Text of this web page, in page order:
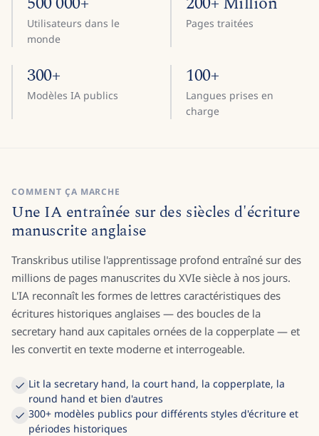
Utilisateurs dans le
monde
Pages traitées
300+
Modèles IA publics
100+
Langues prises en
charge
COMMENT ÇA MARCHE
Une IA entraînée sur des siècles d'écriture
manuscrite anglaise
Transkribus utilise l'apprentissage profond entraîné sur des
millions de pages manuscrites du XVIe siècle à nos jours.
L'IA reconnaît les formes de lettres caractéristiques des
écritures historiques anglaises — des boucles de la
secretary hand aux capitales ornées de la copperplate — et
les convertit en texte moderne et interrogeable.
Lit la secretary hand, la court hand, la copperplate, la
round hand et bien d'autres
300+ modèles publics pour différents styles d'écriture et
périodes historiques